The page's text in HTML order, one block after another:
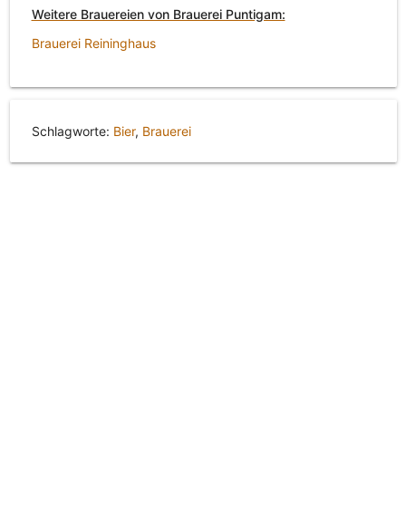
Weitere Brauereien von Brauerei Puntigam:
Brauerei Reininghaus
Schlagworte: Bier, Brauerei